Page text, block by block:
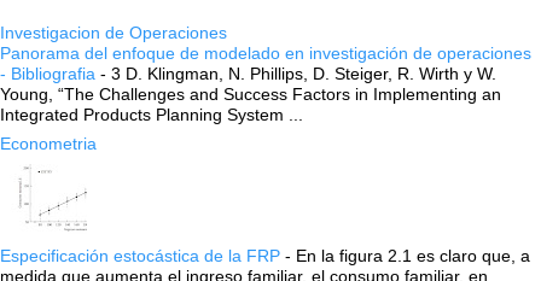
Investigacion de Operaciones
Panorama del enfoque de modelado en investigación de operaciones
- Bibliografia - 3 D. Klingman, N. Phillips, D. Steiger, R. Wirth y W.
Young, “The Challenges and Success Factors in Implementing an
Integrated Products Planning System ...
Econometria
Especificación estocástica de la FRP - En la figura 2.1 es claro que, a
medida que aumenta el ingreso familiar, el consumo familiar, en